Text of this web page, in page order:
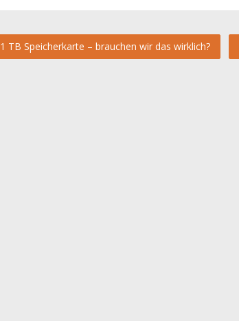
1 TB Speicherkarte – brauchen wir das wirklich?